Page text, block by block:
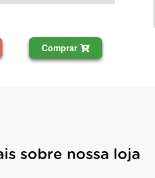
Comprar
sobre nossa loja